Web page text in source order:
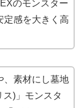
のモンスター
定感を大きく高
、素材にし墓地
)」モンスタ